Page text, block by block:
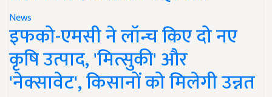
News
इफको-एमसी ने लॉन्च किए दो नए
कृषि उत्पाद, 'मित्सुकी' और
'नेक्सावेट', किसानों को मिलेगी उन्नत